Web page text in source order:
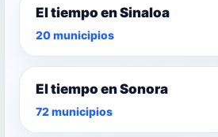
El tiempo en Sinaloa
20 municipios
El tiempo en Sonora
72 municipios